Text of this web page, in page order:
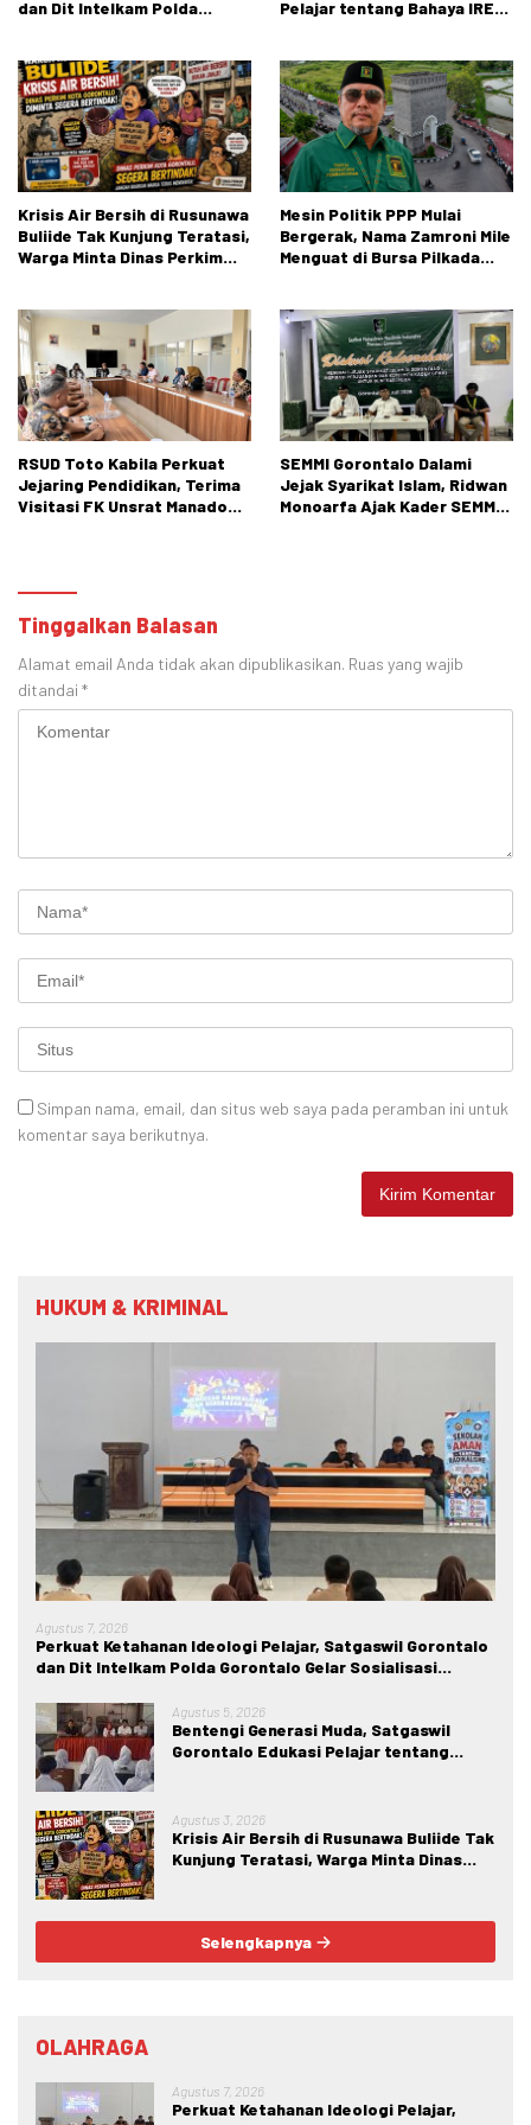
dan Dit Intelkam Polda
Negeri 1 Kabila
Pelajar tentang Bahaya IRET,
Krisis Air Bersih di Rusunawa
Buliide Tak Kunjung Teratasi,
Warga Minta Dinas Perkim
Mesin Politik PPP Mulai
Bergerak, Nama Zamroni Mile
Menguat di Bursa Pilkada
RSUD Toto Kabila Perkuat
Jejaring Pendidikan, Terima
Visitasi FK Unsrat Manado
SEMMI Gorontalo Dalami
Jejak Syarikat Islam, Ridwan
Monoarfa Ajak Kader SEMMI
Tinggalkan Balasan
Alamat email Anda tidak akan dipublikasikan. Ruas yang wajib
ditandai *
Simpan nama, email, dan situs web saya pada peramban ini untuk
komentar saya berikutnya.
HUKUM & KRIMINAL
Agustus 7, 2026
Perkuat Ketahanan Ideologi Pelajar, Satgaswil Gorontalo
dan Dit Intelkam Polda Gorontalo Gelar Sosialisasi
Agustus 5, 2026
Bentengi Generasi Muda, Satgaswil
Gorontalo Edukasi Pelajar tentang
Agustus 3, 2026
Krisis Air Bersih di Rusunawa Buliide Tak
Kunjung Teratasi, Warga Minta Dinas
Selengkapnya
OLAHRAGA
Agustus 7, 2026
Perkuat Ketahanan Ideologi Pelajar,